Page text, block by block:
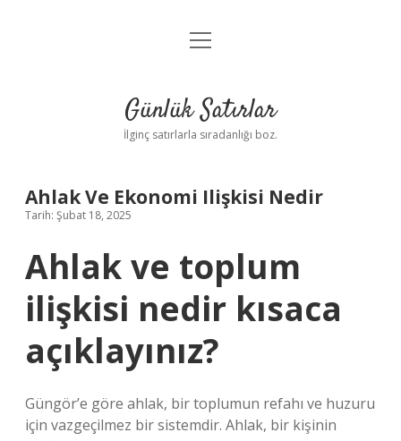
Anasayfa
Yasal Uyarı
menüyü
Günlük Satırlar
İlginç satırlarla sıradanlığı boz.
Ahlak Ve Ekonomi Ilişkisi Nedir
Tarih: Şubat 18, 2025
Ahlak ve toplum
ilişkisi nedir kısaca
açıklayınız?
Güngör’e göre ahlak, bir toplumun refahı ve huzuru
için vazgeçilmez bir sistemdir. Ahlak, bir kişinin